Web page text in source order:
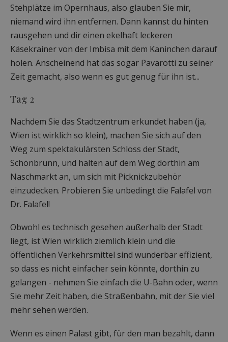
Stehplätze im Opernhaus, also glauben Sie mir,
niemand wird ihn entfernen. Dann kannst du hinten
rausgehen und dir einen ekelhaft leckeren
Käsekrainer von der Imbisa mit dem Kaninchen darauf
holen. Anscheinend hat das sogar Pavarotti zu seiner
Zeit gemacht, also wenn es gut genug für ihn ist...
Tag 2
Nachdem Sie das Stadtzentrum erkundet haben (ja,
Wien ist wirklich so klein), machen Sie sich auf den
Weg zum spektakulärsten Schloss der Stadt,
Schönbrunn, und halten auf dem Weg dorthin am
Naschmarkt an, um sich mit Picknickzubehör
einzudecken. Probieren Sie unbedingt die Falafel von
Dr. Falafel!
Obwohl es technisch gesehen außerhalb der Stadt
liegt, ist Wien wirklich ziemlich klein und die
öffentlichen Verkehrsmittel sind wunderbar effizient,
so dass es nicht einfacher sein könnte, dorthin zu
gelangen - nehmen Sie einfach die U-Bahn oder, wenn
Sie mehr Zeit haben, die Straßenbahn, mit der Sie viel
mehr sehen werden.
Wenn es einen Palast gibt, für den man bezahlt, dann